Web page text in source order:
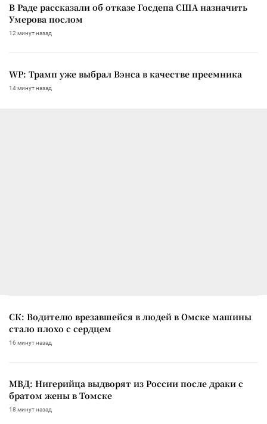
В Раде рассказали об отказе Госдепа США назначить
Умерова послом
12 минут назад
WP: Трамп уже выбрал Вэнса в качестве преемника
14 минут назад
СК: Водителю врезавшейся в людей в Омске машины
стало плохо с сердцем
16 минут назад
МВД: Нигерийца выдворят из России после драки с
братом жены в Томске
18 минут назад